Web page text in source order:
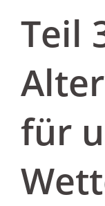
Teil
für